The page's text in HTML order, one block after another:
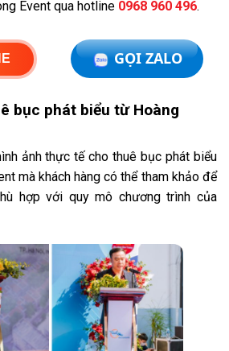
Event qua hotline 0968 960 496.
GỌI ZALO
bục phát biểu từ Hoàng
ảnh thực tế cho thuê bục phát biểu
mà khách hàng có thể tham khảo để
hợp với quy mô chương trình của